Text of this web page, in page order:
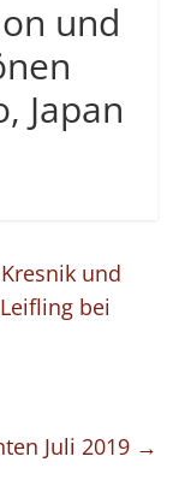
und
Japan
und
bei
Juli 2019 →